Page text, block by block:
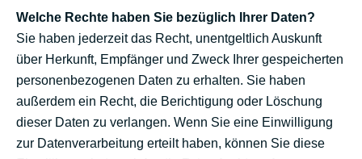
Welche Rechte haben Sie bezüglich Ihrer Daten?
Sie haben jederzeit das Recht, unentgeltlich Auskunft
über Herkunft, Empfänger und Zweck Ihrer gespeicherten
personenbezogenen Daten zu erhalten. Sie haben
außerdem ein Recht, die Berichtigung oder Löschung
dieser Daten zu verlangen. Wenn Sie eine Einwilligung
zur Datenverarbeitung erteilt haben, können Sie diese